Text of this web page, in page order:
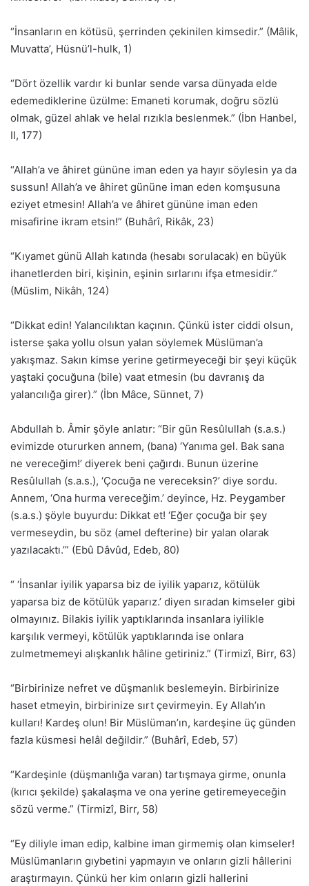
“İnsanların en kötüsü, şerrinden çekinilen kimsedir.” (Mâlik,
Muvatta’, Hüsnü’l-hulk, 1)
“Dört özellik vardır ki bunlar sende varsa dünyada elde
edemediklerine üzülme: Emaneti korumak, doğru sözlü
olmak, güzel ahlak ve helal rızıkla beslenmek.” (İbn Hanbel,
II, 177)
“Allah’a ve âhiret gününe iman eden ya hayır söylesin ya da
sussun! Allah’a ve âhiret gününe iman eden komşusuna
eziyet etmesin! Allah’a ve âhiret gününe iman eden
misafirine ikram etsin!” (Buhârî, Rikâk, 23)
“Kıyamet günü Allah katında (hesabı sorulacak) en büyük
ihanetlerden biri, kişinin, eşinin sırlarını ifşa etmesidir.”
(Müslim, Nikâh, 124)
“Dikkat edin! Yalancılıktan kaçının. Çünkü ister ciddi olsun,
isterse şaka yollu olsun yalan söylemek Müslüman’a
yakışmaz. Sakın kimse yerine getirmeyeceği bir şeyi küçük
yaştaki çocuğuna (bile) vaat etmesin (bu davranış da
yalancılığa girer).” (İbn Mâce, Sünnet, 7)
Abdullah b. Âmir şöyle anlatır: “Bir gün Resûlullah (s.a.s.)
evimizde otururken annem, (bana) ‘Yanıma gel. Bak sana
ne vereceğim!’ diyerek beni çağırdı. Bunun üzerine
Resûlullah (s.a.s.), ‘Çocuğa ne vereceksin?’ diye sordu.
Annem, ‘Ona hurma vereceğim.’ deyince, Hz. Peygamber
(s.a.s.) şöyle buyurdu: Dikkat et! ‘Eğer çocuğa bir şey
vermeseydin, bu söz (amel defterine) bir yalan olarak
yazılacaktı.’” (Ebû Dâvûd, Edeb, 80)
“ ‘İnsanlar iyilik yaparsa biz de iyilik yaparız, kötülük
yaparsa biz de kötülük yaparız.’ diyen sıradan kimseler gibi
olmayınız. Bilakis iyilik yaptıklarında insanlara iyilikle
karşılık vermeyi, kötülük yaptıklarında ise onlara
zulmetmemeyi alışkanlık hâline getiriniz.” (Tirmizî, Birr, 63)
“Birbirinize nefret ve düşmanlık beslemeyin. Birbirinize
haset etmeyin, birbirinize sırt çevirmeyin. Ey Allah’ın
kulları! Kardeş olun! Bir Müslüman’ın, kardeşine üç günden
fazla küsmesi helâl değildir.” (Buhârî, Edeb, 57)
“Kardeşinle (düşmanlığa varan) tartışmaya girme, onunla
(kırıcı şekilde) şakalaşma ve ona yerine getiremeyeceğin
sözü verme.” (Tirmizî, Birr, 58)
“Ey diliyle iman edip, kalbine iman girmemiş olan kimseler!
Müslümanların gıybetini yapmayın ve onların gizli hâllerini
araştırmayın. Çünkü her kim onların gizli hallerini